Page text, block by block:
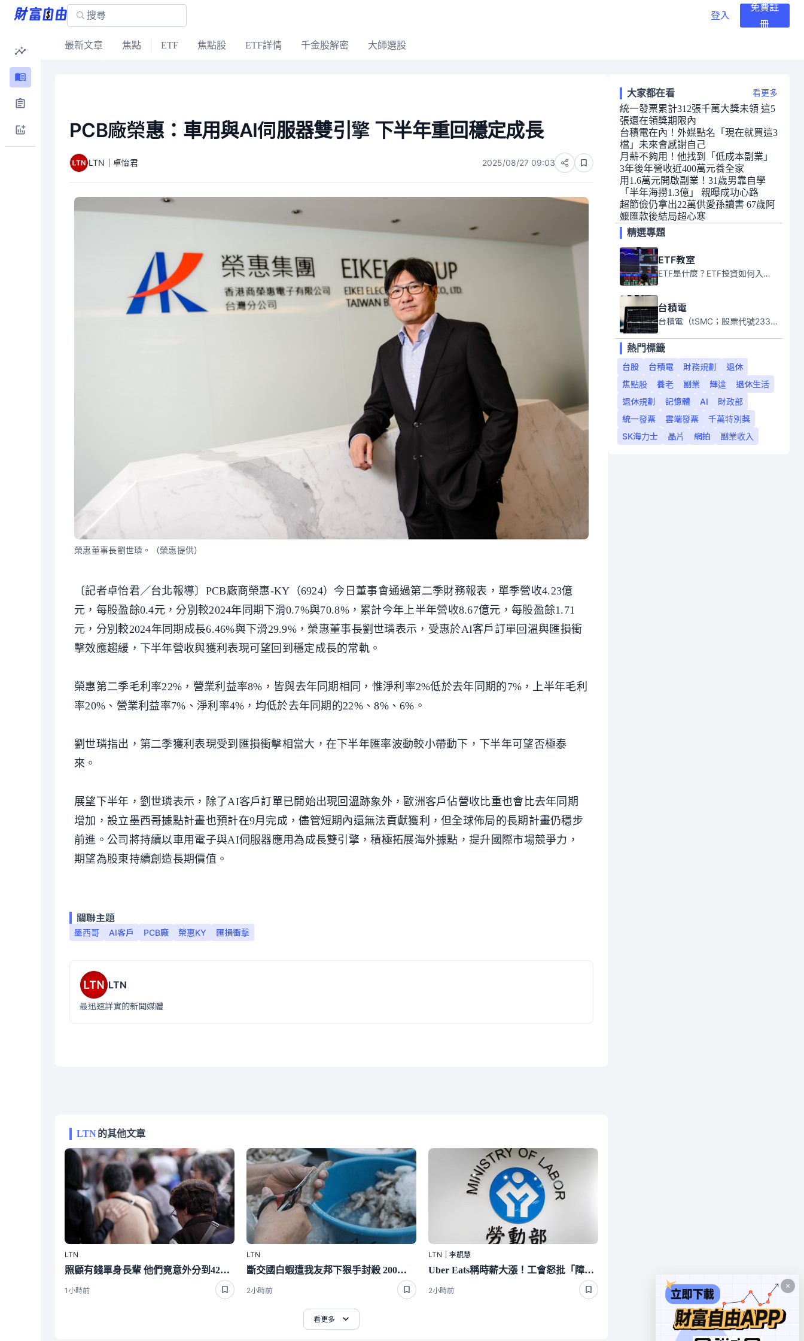
登入
免費註
冊
最新文章 焦點 ETF 焦點股 ETF詳情 千金股解密 大師選股
PCB廠榮惠：車用與AI伺服器雙引擎 下半年重回穩定成長
LTN｜卓怡君 2025/08/27 09:03
榮惠董事長劉世璘。（榮惠提供）
〔記者卓怡君／台北報導〕PCB廠商榮惠-KY（6924）今日董事會通過第二季財務報表，單季營收4.23億
元，每股盈餘0.4元，分別較2024年同期下滑0.7%與70.8%，累計今年上半年營收8.67億元，每股盈餘1.71
元，分別較2024年同期成長6.46%與下滑29.9%，榮惠董事長劉世璘表示，受惠於AI客戶訂單回溫與匯損衝
擊效應趨緩，下半年營收與獲利表現可望回到穩定成長的常軌。
榮惠第二季毛利率22%，營業利益率8%，皆與去年同期相同，惟淨利率2%低於去年同期的7%，上半年毛利
率20%、營業利益率7%、淨利率4%，均低於去年同期的22%、8%、6%。
劉世璘指出，第二季獲利表現受到匯損衝擊相當大，在下半年匯率波動較小帶動下，下半年可望否極泰
來。
展望下半年，劉世璘表示，除了AI客戶訂單已開始出現回溫跡象外，歐洲客戶佔營收比重也會比去年同期
增加，設立墨西哥據點計畫也預計在9月完成，儘管短期內還無法貢獻獲利，但全球佈局的長期計畫仍穩步
前進。公司將持續以車用電子與AI伺服器應用為成長雙引擎，積極拓展海外據點，提升國際市場競爭力，
期望為股東持續創造長期價值。
關聯主題
墨西哥 AI客戶 PCB廠 榮惠KY 匯損衝擊
LTN
最迅速詳實的新聞媒體
LTN的其他文章
LTN
照顧有錢單身長輩 他們竟意外分到4220萬遺產 背後真相曝光了
1小時前
LTN
斷交國白蝦遭我友邦下狠手封殺 200萬磅出口量全歸零嚇崩了
2小時前
LTN｜李靚慧
Uber Eats稱時薪大漲！工會怒批「障眼法」 勞動部晚間定調：確實違法
2小時前
看更多
大家都在看 看更多
統一發票累計312張千萬大獎未領 這5
張還在領獎期限內
台積電在內！外媒點名「現在就買這3
檔」未來會感謝自己
月薪不夠用！他找到「低成本副業」
3年後年營收近400萬元養全家
用1.6萬元開啟副業！31歲男靠自學
「半年海撈1.3億」 親曝成功心路
超節儉仍拿出22萬供愛孫讀書 67歲阿
嬤匯款後結局超心寒
精選專題
ETF教室
ETF是什麼？ETF投資如何入門？本系列專題文章將會告訴你新手必須知道的ETF基礎知識。
台積電
台積電（tSMC；股票代號2330）是全球領先的半導體代工公司，成立於1987年，總部位於台灣新竹。且已於美國、日本、德國及中國設廠，台積電是全球首家專業積體電路製造服務公司，也是全球最先進和最大規模的半導體代工廠。
熱門標籤
台股
台積電 財務規劃
退休
焦點股
養老 副業 輝達
退休生活
退休規劃
記憶體 AI
財政部
統一發票
雲端發票
千萬特別獎
SK海力士
晶片 網拍 副業收入